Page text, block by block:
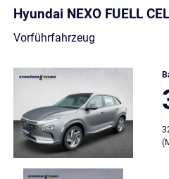
Hyundai NEXO FUELL
Vorführfahrzeug